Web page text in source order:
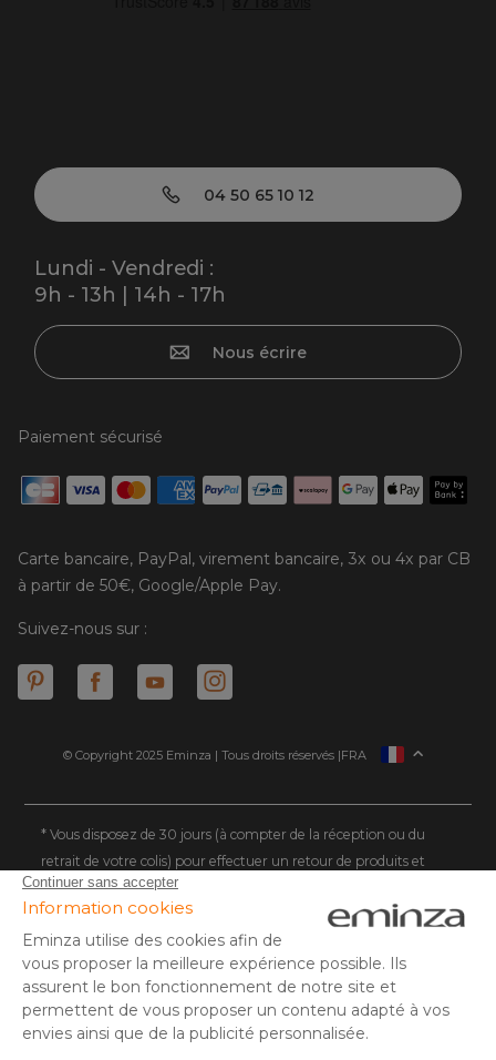
04 50 65 10 12
Lundi - Vendredi :
9h - 13h | 14h - 17h
Nous écrire
Paiement sécurisé
Carte bancaire, PayPal, virement bancaire, 3x ou 4x par CB
à partir de 50€, Google/Apple Pay.
Suivez-nous sur :
© Copyright 2025 Eminza | Tous droits réservés |
ESPAÑA
DEUTSCHLAND
NEDERLAND
DANMARK
FRA
* Vous disposez de 30 jours (à compter de la réception ou du
retrait de votre colis) pour effectuer un retour de produits et
vous faire rembourser. Hors colis volumineux
** Expédition le jour même pour toute commande passée avant
14 h (jours ouvrés - hors livraison éco)
(1) Remise de 10€ à partir de 80€ d'achat, hors frais de port. Offre
valable du 02/08/2026 au 06/08/2026 inclus, en saisissant le
code SUMMER26 lors de la commande. Offre non sécable, non
remboursable, non cumulable avec un autre code promotionnel